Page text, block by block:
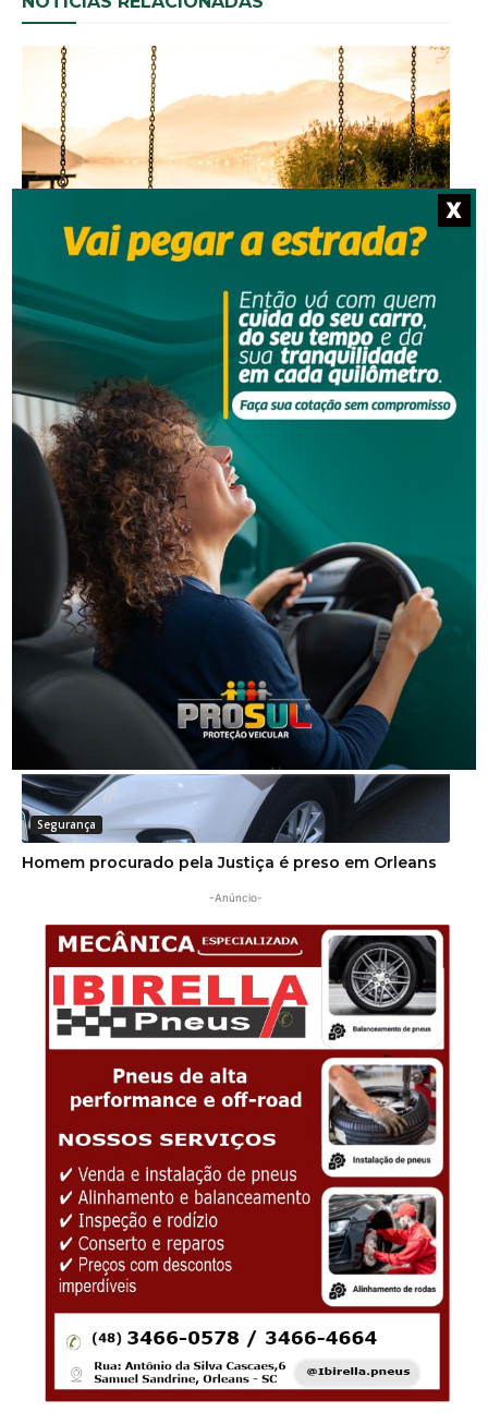
Segurança
Homem que beijou criança de 11 anos à força agora
terá de indenizar vítima e familiar
Segurança
Operação da Polícia Civil resulta na prisão de três
pessoas em Orleans
Segurança
Homem procurado pela Justiça é preso em Orleans
-Anúncio-
X